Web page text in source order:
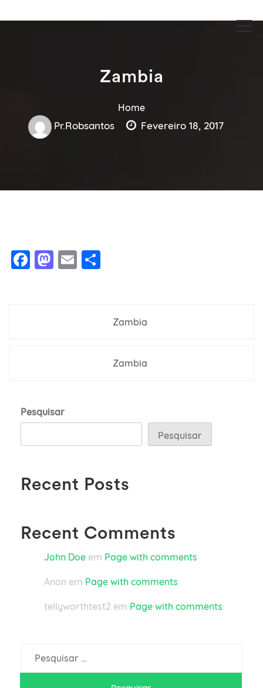
Guia Acesse encontre empresas
Zambia
Home
Pr.robsantos Fevereiro 18, 2017
Facebook
Mastodon
Email
Zambia
Zambia
Pesquisar
Pesquisar
Recent Posts
Recent Comments
John Doe em Page with comments
Anon em Page with comments
tellyworthtest2 em Page with comments
por: